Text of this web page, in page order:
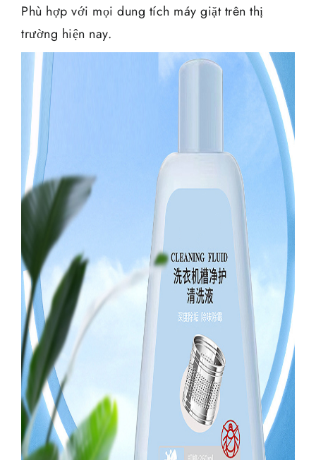
Phù hợp với mọi dung tích máy giặt trên thị
trường hiện nay.